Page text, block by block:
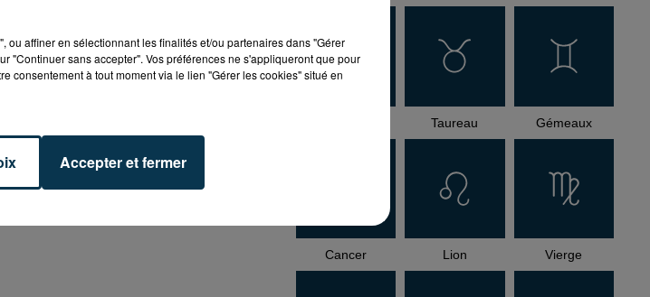
Taureau Gémeaux
Cancer Lion Vierge
ou affiner en sélectionnant les finalités et/ou partenaires dans "Gérer
"Continuer sans accepter". Vos préférences ne s'appliqueront que pour
consentement à tout moment via le lien "Gérer les cookies" situé en
Accepter et fermer